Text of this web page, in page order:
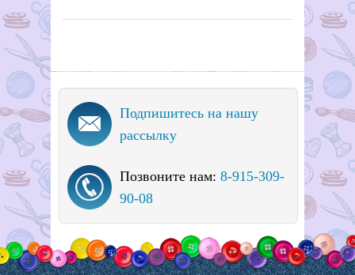
Подпишитесь на нашу
рассылку
Позвоните нам: 8-915-309-
90-08